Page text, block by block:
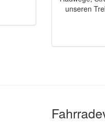
unseren